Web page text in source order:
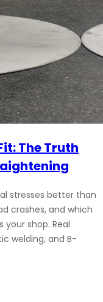
The Truth
stresses better than
crashes, and which
shop. Real
welding, and B-